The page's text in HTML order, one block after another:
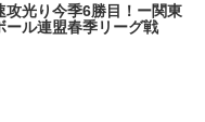
攻光り今季6勝目！ー関東
ール連盟春季リーグ戦